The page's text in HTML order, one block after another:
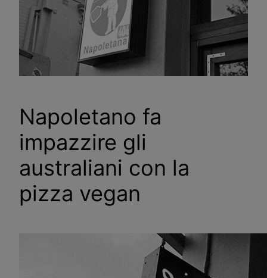
Napoletano fa
impazzire gli
australiani con la
pizza vegan